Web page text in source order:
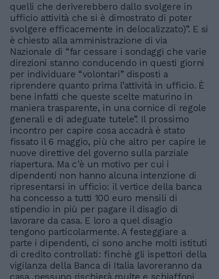
quelli che deriverebbero dallo svolgere in
ufficio attività che si è dimostrato di poter
svolgere efficacemente in delocalizzato)”. E si
è chiesto alla amministrazione di via
Nazionale di “far cessare i sondaggi che varie
direzioni stanno conducendo in questi giorni
per individuare “volontari” disposti a
riprendere quanto prima l’attività in ufficio. È
bene infatti che queste scelte maturino in
maniera trasparente, in una cornice di regole
generali e di adeguate tutele”. Il prossimo
incontro per capire cosa accadrà è stato
fissato il 6 maggio, più che altro per capire le
nuove direttive del governo sulla parziale
riapertura. Ma c'è un motivo per cui i
dipendenti non hanno alcuna intenzione di
ripresentarsi in ufficio: il vertice della banca
ha concesso a tutti 100 euro mensili di
stipendio in più per pagare il disagio di
lavorare da casa. E loro a quel disagio
tengono particolarmente. A festeggiare a
parte i dipendenti, ci sono anche molti istituti
di credito controllati: finchè gli ispettori della
vigilanza della Banca di Italia lavoreranno da
casa, nessuno rischierà multe e schiaffoni